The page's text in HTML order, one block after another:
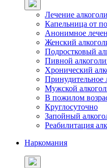
Лечение
Капельница от
Анонимное
Женский
Подростковый
Пивной
Хронический
Принудительное
Мужской
В пожилом
Круглосуточно
Запойный
Реабилитация
Наркомания